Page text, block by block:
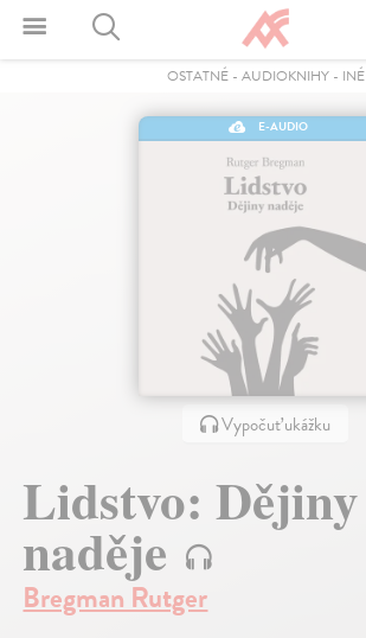
OSTATNÉ- AUDIOKNIHY- INÉ
E-AUDIO
Vypočuť ukážku
Lidstvo: Dějiny
naděje
Bregman Rutger